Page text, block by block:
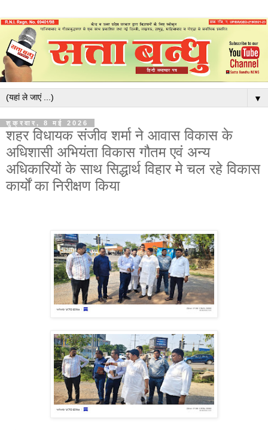
▼
शुक्रवार, 8 मई 2026
शहर विधायक संजीव शर्मा ने आवास विकास के
अधिशासी अभियंता विकास गौतम एवं अन्य
अधिकारियों के साथ सिद्धार्थ विहार मे चल रहे विकास
कार्यों का निरीक्षण किया